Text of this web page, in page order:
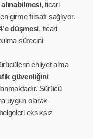
, ticari
girme fırsatı sağlıyor.
düşmesi, ticari
sürecini
ehliyet alma
güvenliğini
Sürücü
uygun olarak
eksiksiz